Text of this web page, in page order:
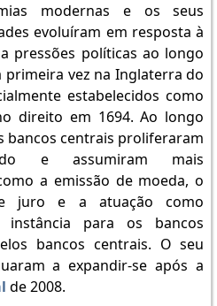
modernas e os seus
evoluíram em resposta à
pressões políticas ao longo
vez na Inglaterra do
estabelecidos como
direito em 1694. Ao longo
bancos centrais proliferaram
e assumiram mais
a emissão de moeda, o
juro e a atuação como
para os bancos
bancos centrais. O seu
a expandir-se após a
de 2008.